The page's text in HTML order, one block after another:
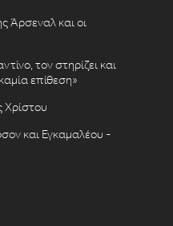
Άρσεναλ και οι
τον στηρίζει και
επίθεση»
Χρίστου
και Εγκαμαλέου -